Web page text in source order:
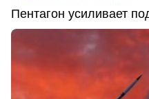
Пентагон усиливает